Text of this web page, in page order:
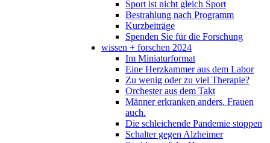
Sport ist nicht gleich Sport
Bestrahlung nach Programm
Kurzbeiträge
Spenden Sie für die Forschung
wissen + forschen 2024
Im Miniaturformat
Eine Herzkammer aus dem Labor
Zu wenig oder zu viel Therapie?
Orchester aus dem Takt
Männer erkranken anders. Frauen
auch.
Die schleichende Pandemie stoppen
Schalter gegen Alzheimer